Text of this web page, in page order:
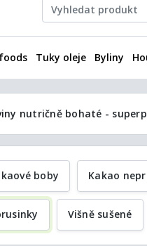
Tuky oleje Byliny
nutričně bohaté -
boby Kakao
Višně sušené